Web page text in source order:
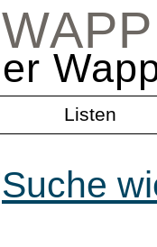
Listen
Suche